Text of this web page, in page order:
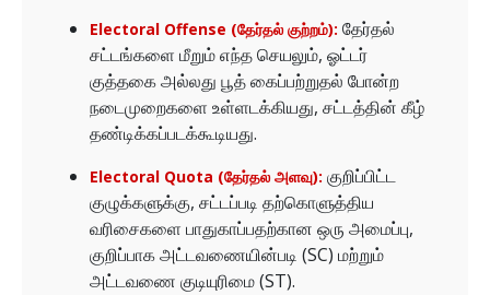
Electoral Offense (தேர்தல் குற்றம்): தேர்தல்
சட்டங்களை மீறும் எந்த செயலும், ஓட்டர்
குத்தகை அல்லது பூத் கைப்பற்றுதல் போன்ற
நடைமுறைகளை உள்ளடக்கியது, சட்டத்தின் கீழ்
தண்டிக்கப்படக்கூடியது.
Electoral Quota (தேர்தல் அளவு): குறிப்பிட்ட
குழுக்களுக்கு, சட்டப்படி தற்கொளுத்திய
வரிசைகளை பாதுகாப்பதற்கான ஒரு அமைப்பு,
குறிப்பாக அட்டவணையின்படி (SC) மற்றும்
அட்டவணை குடியுரிமை (ST).